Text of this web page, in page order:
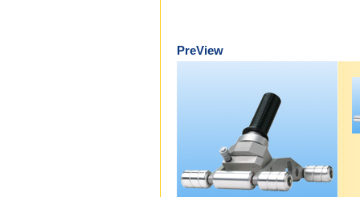
PreView